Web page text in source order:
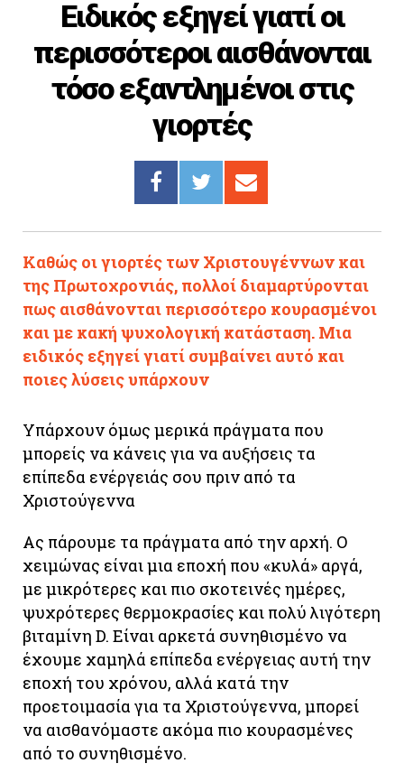
ΣΥΝΔΕΣΜΟΙ
Ειδικός εξηγεί γιατί οι
περισσότεροι αισθάνονται
τόσο εξαντλημένοι στις
γιορτές
Καθώς οι γιορτές των Χριστουγέννων και
της Πρωτοχρονιάς, πολλοί διαμαρτύρονται
πως αισθάνονται περισσότερο κουρασμένοι
και με κακή ψυχολογική κατάσταση. Μια
ειδικός εξηγεί γιατί συμβαίνει αυτό και
ποιες λύσεις υπάρχουν
Υπάρχουν όμως μερικά πράγματα που
μπορείς να κάνεις για να αυξήσεις τα
επίπεδα ενέργειάς σου πριν από τα
Χριστούγεννα
Ας πάρουμε τα πράγματα από την αρχή. Ο
χειμώνας είναι μια εποχή που «κυλά» αργά,
με μικρότερες και πιο σκοτεινές ημέρες,
ψυχρότερες θερμοκρασίες και πολύ λιγότερη
βιταμίνη D. Είναι αρκετά συνηθισμένο να
έχουμε χαμηλά επίπεδα ενέργειας αυτή την
εποχή του χρόνου, αλλά κατά την
προετοιμασία για τα Χριστούγεννα, μπορεί
να αισθανόμαστε ακόμα πιο κουρασμένες
από το συνηθισμένο.